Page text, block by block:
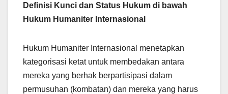
Definisi Kunci dan Status Hukum di bawah
Hukum Humaniter Internasional
Hukum Humaniter Internasional menetapkan
kategorisasi ketat untuk membedakan antara
mereka yang berhak berpartisipasi dalam
permusuhan (kombatan) dan mereka yang harus